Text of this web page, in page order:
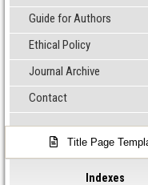
Guide for Authors
Ethical Policy
Journal Archive
Contact
Title Page
Indexes